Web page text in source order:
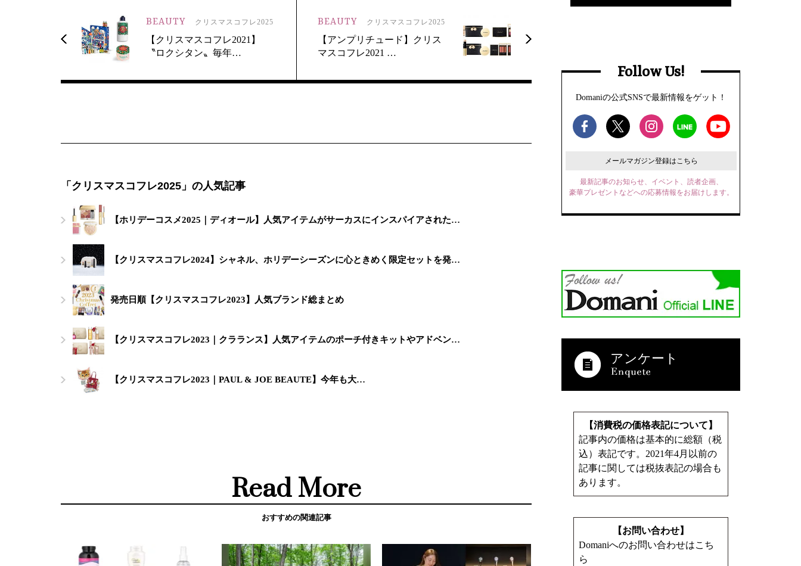
BEAUTY クリスマスコフレ2025
【クリスマスコフレ2021】
〝ロクシタン〟毎年…
BEAUTY クリスマスコフレ2025
【アンプリチュード】クリス
マスコフレ2021 …
「クリスマスコフレ2025」の人気記事
【ホリデーコスメ2025｜ディオール】人気アイテムがサーカスにインスパイアされた…
【クリスマスコフレ2024】シャネル、ホリデーシーズンに心ときめく限定セットを発…
発売日順【クリスマスコフレ2023】人気ブランド総まとめ
【クリスマスコフレ2023｜クラランス】人気アイテムのポーチ付きキットやアドベン…
【クリスマスコフレ2023｜PAUL & JOE BEAUTE】今年も大…
Read More
おすすめの関連記事
Follow Us!
Domaniの公式SNSで最新情報をゲット！
メールマガジン登録はこちら
最新記事のお知らせ、イベント、読者企画、
豪華プレゼントなどへの応募情報をお届けします。
アンケート
【消費税の価格表記について】
記事内の価格は基本的に総額（税
込）表記です。2021年4月以前の
記事に関しては税抜表記の場合も
あります。
【お問い合わせ】
Domaniへのお問い合わせはこち
ら